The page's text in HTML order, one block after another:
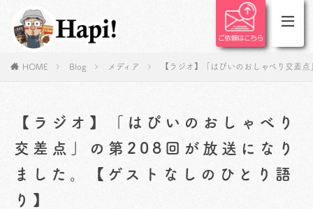
HOME Blog メディア 【ラジオ】「はぴいのおしゃべり交差
【ラジオ】「はぴいのおしゃべり
交差点」の第208回が放送になり
ました。【ゲストなしのひとり語
り】